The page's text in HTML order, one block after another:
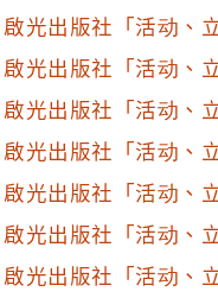
啟光出版社「活动、
啟光出版社「活动、
啟光出版社「活动、
啟光出版社「活动、
啟光出版社「活动、
啟光出版社「活动、
啟光出版社「活动、